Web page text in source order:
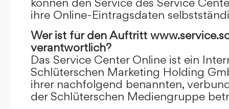
ihre Online-Eintragsdaten
Wer ist für den Auftritt
verantwortlich?
Das Service Center Online ist ein
Schlüterschen Marketing Holding
ihrer nachfolgend benannten,
der Schlüterschen Mediengruppe